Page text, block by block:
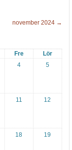
november 2024 →
Fre
Lör
4 5
11 12
18 19